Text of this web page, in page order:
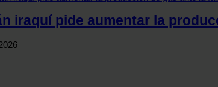
iraquí pide aumentar la